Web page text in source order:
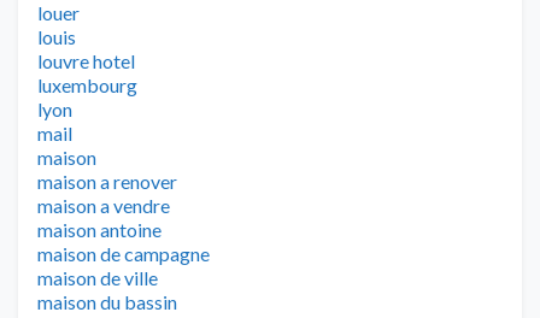
louer
louis
louvre hotel
luxembourg
lyon
mail
maison
maison a renover
maison a vendre
maison antoine
maison de campagne
maison de ville
maison du bassin